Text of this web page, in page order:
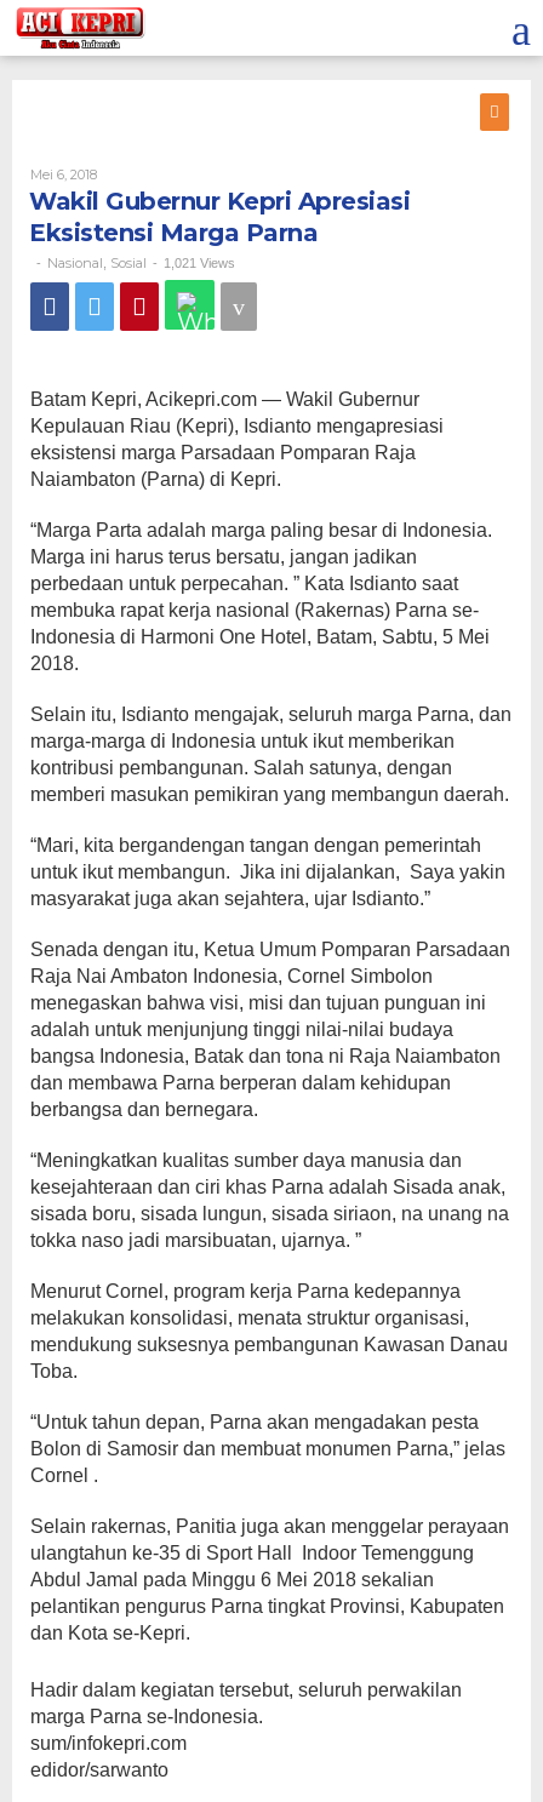
Lewati
ke
konten
Mei 6, 2018Oleh
Wakil Gubernur Kepri Apresiasi
Eksistensi Marga Parna
- Nasional Sosial - 1,021 Views
Batam Kepri, Acikepri.com — Wakil Gubernur
Kepulauan Riau (Kepri), Isdianto mengapresiasi
eksistensi marga Parsadaan Pomparan Raja
Naiambaton (Parna) di Kepri.
“Marga Parta adalah marga paling besar di Indonesia.
Marga ini harus terus bersatu, jangan jadikan
perbedaan untuk perpecahan. ” Kata Isdianto saat
membuka rapat kerja nasional (Rakernas) Parna se-
Indonesia di Harmoni One Hotel, Batam, Sabtu, 5 Mei
2018.
Selain itu, Isdianto mengajak, seluruh marga Parna, dan
marga-marga di Indonesia untuk ikut memberikan
kontribusi pembangunan. Salah satunya, dengan
memberi masukan pemikiran yang membangun daerah.
“Mari, kita bergandengan tangan dengan pemerintah
untuk ikut membangun. Jika ini dijalankan, Saya yakin
masyarakat juga akan sejahtera, ujar Isdianto.”
Senada dengan itu, Ketua Umum Pomparan Parsadaan
Raja Nai Ambaton Indonesia, Cornel Simbolon
menegaskan bahwa visi, misi dan tujuan punguan ini
adalah untuk menjunjung tinggi nilai-nilai budaya
bangsa Indonesia, Batak dan tona ni Raja Naiambaton
dan membawa Parna berperan dalam kehidupan
berbangsa dan bernegara.
“Meningkatkan kualitas sumber daya manusia dan
kesejahteraan dan ciri khas Parna adalah Sisada anak,
sisada boru, sisada lungun, sisada siriaon, na unang na
tokka naso jadi marsibuatan, ujarnya. ”
Menurut Cornel, program kerja Parna kedepannya
melakukan konsolidasi, menata struktur organisasi,
mendukung suksesnya pembangunan Kawasan Danau
Toba.
“Untuk tahun depan, Parna akan mengadakan pesta
Bolon di Samosir dan membuat monumen Parna,” jelas
Cornel .
Selain rakernas, Panitia juga akan menggelar perayaan
ulangtahun ke-35 di Sport Hall Indoor Temenggung
Abdul Jamal pada Minggu 6 Mei 2018 sekalian
pelantikan pengurus Parna tingkat Provinsi, Kabupaten
dan Kota se-Kepri.
Hadir dalam kegiatan tersebut, seluruh perwakilan
marga Parna se-Indonesia.
sum/infokepri.com
edidor/sarwanto